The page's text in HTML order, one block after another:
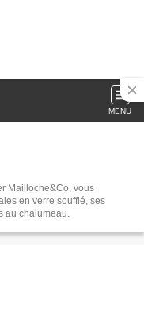
MENU
Mailloche&Co, vous
en verre soufflé, ses
au chalumeau.